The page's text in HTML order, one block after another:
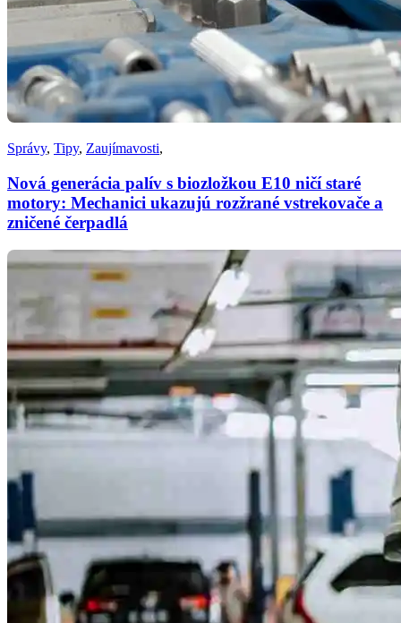
Správy, Tipy, Zaujímavosti,
Nová generácia palív s biozložkou E10 ničí staré
motory: Mechanici ukazujú rozžrané vstrekovače a
zničené čerpadlá